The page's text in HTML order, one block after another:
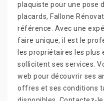
plaquiste pour une pose
placards, Fallone
référence. Avec une
faire unique, il est le
les propriétaires les
sollicitent ses services.
web pour découvrir ses
offres et ses conditions